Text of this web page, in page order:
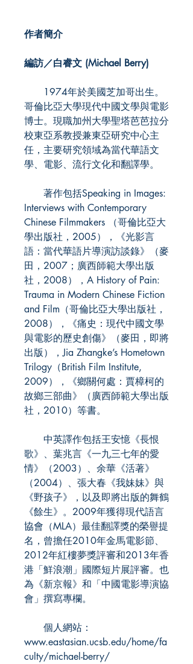
作者簡介
編訪／白睿文 (Michael Berry)
1974年於美國芝加哥出生。
哥倫比亞大學現代中國文學與電影
博士。現職加州大學聖塔芭芭拉分
校東亞系教授兼東亞研究中心主
任，主要研究領域為當代華語文
學、電影、流行文化和翻譯學。
著作包括Speaking in Images:
Interviews with Contemporary
Chinese Filmmakers （哥倫比亞大
學出版社，2005），《光影言
語：當代華語片導演訪談錄》（麥
田，2007；廣西師範大學出版
社，2008），A History of Pain:
Trauma in Modern Chinese Fiction
and Film（哥倫比亞大學出版社，
2008），《痛史：現代中國文學
與電影的歷史創傷》（麥田，即將
出版），Jia Zhangke’s Hometown
Trilogy（British Film Institute,
2009），《鄉關何處：賈樟柯的
故鄉三部曲》（廣西師範大學出版
社，2010）等書。
中英譯作包括王安憶《長恨
歌》、葉兆言《一九三七年的愛
情》（2003）、余華《活著》
（2004）、張大春《我妹妹》與
《野孩子》，以及即將出版的舞鶴
《餘生》。2009年獲得現代語言
協會（MLA）最佳翻譯獎的榮譽提
名，曾擔任2010年金馬電影節、
2012年紅樓夢獎評審和2013年香
港「鮮浪潮」國際短片展評審。也
為《新京報》和「中國電影導演協
會」撰寫專欄。
個人網站：
www.eastasian.ucsb.edu/home/fa
culty/michael-berry/